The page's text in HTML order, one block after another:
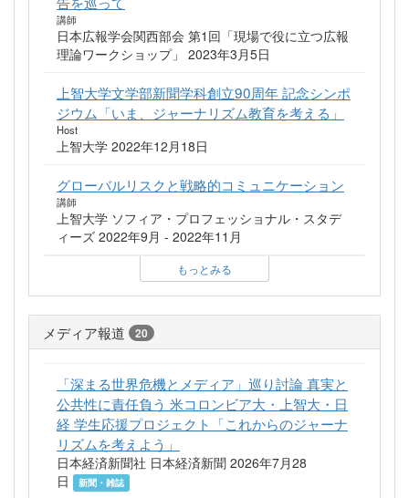
講師
日本広報学会関西部会 第1回「現場で役に立つ広報
理論ワークショップ」 2023年3月5日
上智大学文学部新聞学科創立90周年 記念シンポ
ジウム「いま、ジャーナリズム教育を考える」
Host
上智大学 2022年12月18日
グローバルリスクと戦略的コミュニケーション
講師
上智大学 ソフィア・プロフェッショナル・スタデ
ィーズ 2022年9月 - 2022年11月
もっとみる
メディア報道 20
「深まる世界危機とメディア」巡り討論 真実と
公共性に責任負う 米コロンビア大・上智大・日
経 学生応援プロジェクト「これからのジャーナ
リズムを考えよう」
日本経済新聞社 日本経済新聞 2026年7月28
日
新聞・雑誌